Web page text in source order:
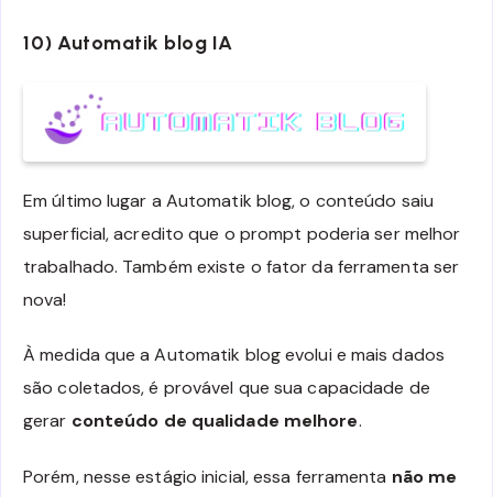
10) Automatik blog IA
Em último lugar a Automatik blog, o conteúdo saiu
superficial, acredito que o prompt poderia ser melhor
trabalhado. Também existe o fator da ferramenta ser
nova!
À medida que a Automatik blog evolui e mais dados
são coletados, é provável que sua capacidade de
gerar conteúdo de qualidade melhore.
Porém, nesse estágio inicial, essa ferramenta não me